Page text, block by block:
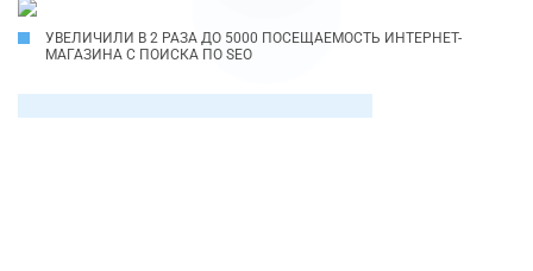
УВЕЛИЧИЛИ В 2 РАЗА ДО 5000 ПОСЕЩАЕМОСТЬ ИНТЕРНЕТ-
МАГАЗИНА С ПОИСКА ПО SEO